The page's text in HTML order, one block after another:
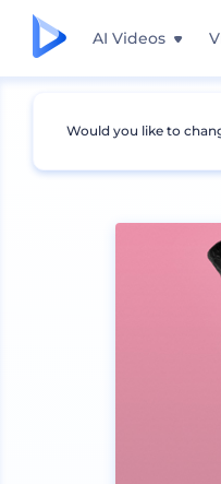
AI Videos
Mockups
Would you like to